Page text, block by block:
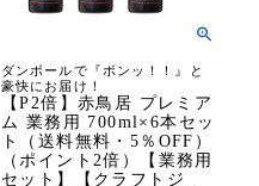
ダンボールで『ボンッ！！』と
豪快にお届け！
【P2倍】赤鳥居 プレミア
ム 業務用 700ml×6本セッ
ト（送料無料・5％OFF）
（ポイント2倍）【業務用
セット】【クラフトジ